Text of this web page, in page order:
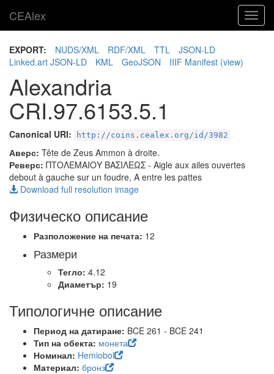
CEAlex
EXPORT: NUDS/XML RDF/XML TTL
JSON-LD
Linked.art JSON-LD
KML GeoJSON IIIF Manifest (view)
Alexandria
CRI.97.6153.5.1
Canonical URI: http://coins.cealex.org/id/3982
Аверс: Tête de Zeus Ammon à droite.
Реверс: ΠΤΟΛΕΜΑΙΟΥ ΒΑΣΙΛΕΩΣ - Aigle aux ailes ouvertes
debout à gauche sur un foudre, A entre les pattes
Download full resolution image
Физическо описание
Разположение на печата: 12
Размери
Тегло: 4.12
Диаметър: 19
Типологичне описание
Период на датиране: BCE 261 - BCE 241
Тип на обекта: монета
Номинал: Hemiobol
Материал: бронз